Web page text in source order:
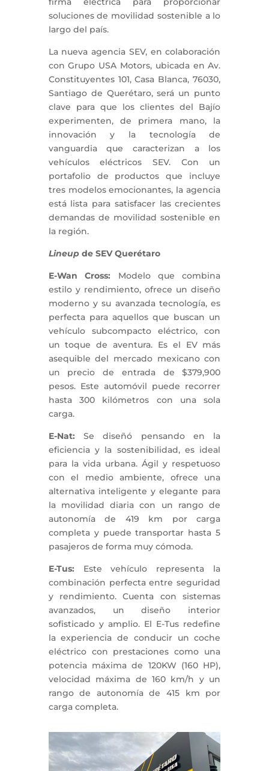
soluciones de movilidad sostenible a lo
largo del país.
La nueva agencia SEV, en colaboración
con Grupo USA Motors, ubicada en Av.
Constituyentes 101, Casa Blanca, 76030,
Santiago de Querétaro, será un punto
clave para que los clientes del Bajío
experimenten, de primera mano, la
innovación y la tecnología de
vanguardia que caracterizan a los
vehículos eléctricos SEV. Con un
portafolio de productos que incluye
tres modelos emocionantes, la agencia
está lista para satisfacer las crecientes
demandas de movilidad sostenible en
la región.
Lineupde SEV Querétaro
E-Wan Cross: Modelo que combina
estilo y rendimiento, ofrece un diseño
moderno y su avanzada tecnología, es
perfecta para aquellos que buscan un
vehículo subcompacto eléctrico, con
un toque de aventura. Es el EV más
asequible del mercado mexicano con
un precio de entrada de $379,900
pesos. Este automóvil puede recorrer
hasta 300 kilómetros con una sola
carga.
E-Nat: Se diseñó pensando en la
eficiencia y la sostenibilidad, es ideal
para la vida urbana. Ágil y respetuoso
con el medio ambiente, ofrece una
alternativa inteligente y elegante para
la movilidad diaria con un rango de
autonomía de 419 km por carga
completa y puede transportar hasta 5
pasajeros de forma muy cómoda.
E-Tus: Este vehículo representa la
combinación perfecta entre seguridad
y rendimiento. Cuenta con sistemas
avanzados, un diseño interior
sofisticado y amplio. El E-Tus redefine
la experiencia de conducir un coche
eléctrico con prestaciones como una
potencia máxima de 120KW (160 HP),
velocidad máxima de 160 km/h y un
rango de autonomía de 415 km por
carga completa.